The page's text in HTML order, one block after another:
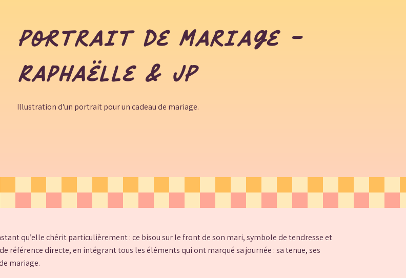
Portrait de mariage -
Raphaëlle & JP
Illustration d'un portrait pour un cadeau de mariage.
qu’elle chérit particulièrement : ce bisou sur le front de son mari, symbole de tendresse et
référence directe, en intégrant tous les éléments qui ont marqué sa journée : sa tenue, ses
mariage.